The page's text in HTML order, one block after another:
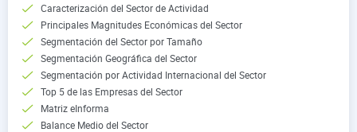
Caracterización del Sector de Actividad
Principales Magnitudes Económicas del Sector
Segmentación del Sector por Tamaño
Segmentación Geográfica del Sector
Segmentación por Actividad Internacional del Sector
Top 5 de las Empresas del Sector
Matriz eInforma
Balance Medio del Sector